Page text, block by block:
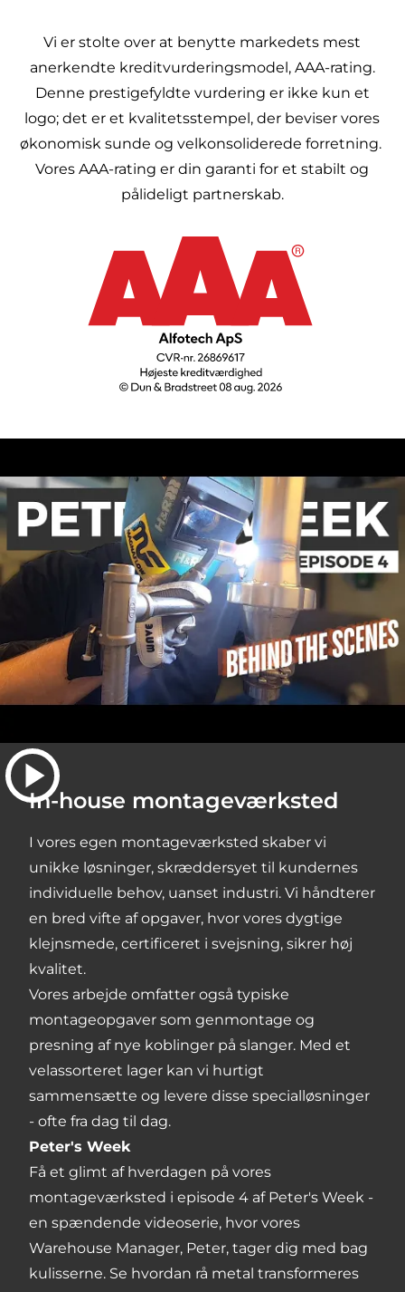
Vi er stolte over at benytte markedets mest
anerkendte kreditvurderingsmodel, AAA-rating.
Denne prestigefyldte vurdering er ikke kun et
logo; det er et kvalitetsstempel, der beviser vores
økonomisk sunde og velkonsoliderede forretning.
Vores AAA-rating er din garanti for et stabilt og
pålideligt partnerskab.
In-house montageværksted
I vores egen montageværksted skaber vi
unikke løsninger, skræddersyet til kundernes
individuelle behov, uanset industri. Vi håndterer
en bred vifte af opgaver, hvor vores dygtige
klejnsmede, certificeret i svejsning, sikrer høj
kvalitet.
Vores arbejde omfatter også typiske
montageopgaver som genmontage og
presning af nye koblinger på slanger. Med et
velassorteret lager kan vi hurtigt
sammensætte og levere disse specialløsninger
- ofte fra dag til dag.
Peter's Week
Få et glimt af hverdagen på vores
montageværksted i episode 4 af Peter's Week -
en spændende videoserie, hvor vores
Warehouse Manager, Peter, tager dig med bag
kulisserne. Se hvordan rå metal transformeres